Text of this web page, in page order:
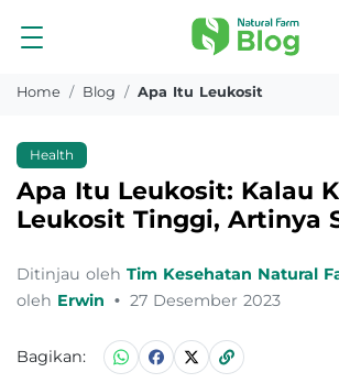
Home Blog Apa Itu Leukosit
Health
Apa Itu Leukosit: Kalau
Leukosit Tinggi, Artinya
Ditinjau oleh Tim Kesehatan Natural
oleh Erwin • 27 Desember 2023
Bagikan: